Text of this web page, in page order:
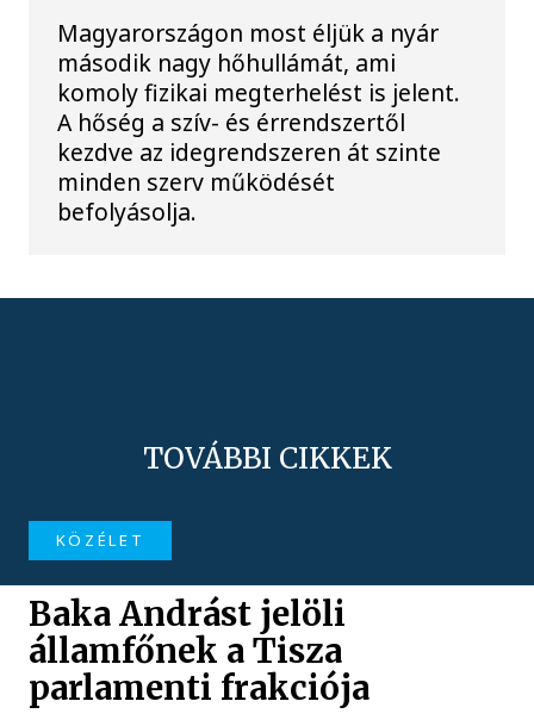
Magyarországon most éljük a nyár
második nagy hőhullámát, ami
komoly fizikai megterhelést is jelent.
A hőség a szív- és érrendszertől
kezdve az idegrendszeren át szinte
minden szerv működését
befolyásolja.
TOVÁBBI CIKKEK
KÖZÉLET
Baka Andrást jelöli
államfőnek a Tisza
parlamenti frakciója